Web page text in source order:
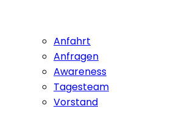
Anfahrt
Anfragen
Awareness
Tagesteam
Vorstand